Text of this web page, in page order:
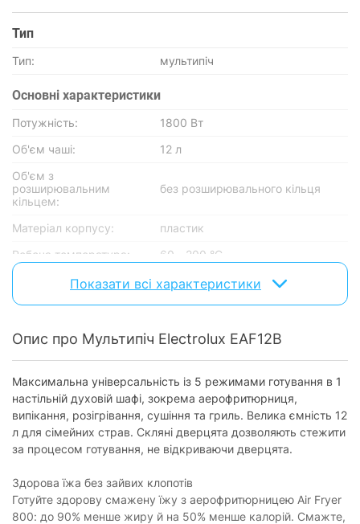
Тип
Тип: мультипіч
Основнi характеристики
Потужність:
1800 Вт
Об'єм чаші:
12 л
Об'єм з
розширювальним
кільцем:
без розширювального кільця
Матеріал корпусу:
пластик
Робоча температура:
60 - 200 °C
Керування
Оснащення
Дисплей:
з дисплеєм
Таймер відстрочки
старту:
з таймером
Оглядове вікно:
є
Термостат:
без термостата
Показати всі характеристики
Опис про Мультипіч Electrolux EAF12B
Максимальна універсальність із 5 режимами готування в 1
настільній духовій шафі, зокрема аерофритюрниця,
випікання, розігрівання, сушіння та гриль. Велика ємність 12
л для сімейних страв. Скляні дверцята дозволяють стежити
за процесом готування, не відкриваючи дверцята.
Здорова їжа без зайвих клопотів
Готуйте здорову смажену їжу з аерофритюрницею Air Fryer
800: до 90% менше жиру й на 50% менше калорій. Смажте,